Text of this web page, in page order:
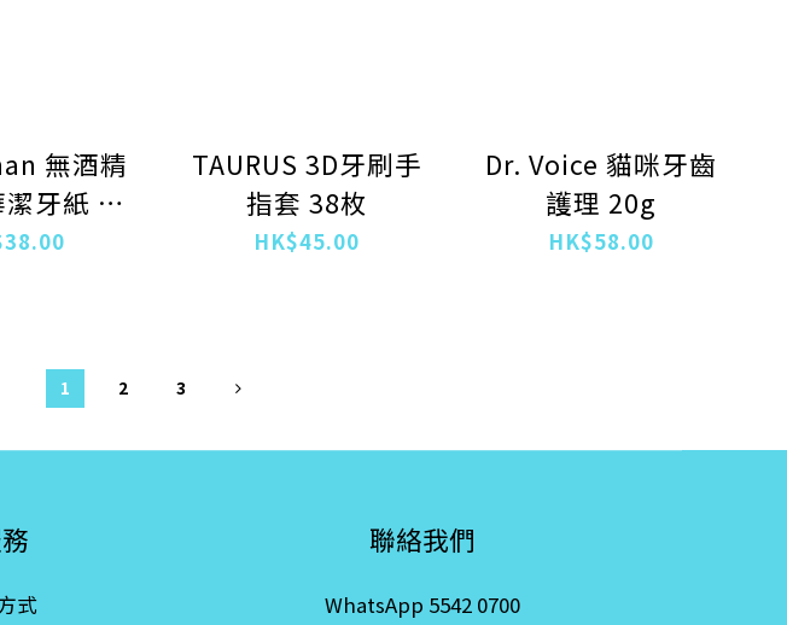
無酒精
牙紙 45
TAURUS 3D牙刷手
指套 38枚
HK$45.00
Dr. Voice 貓咪牙齒
護理 20g
HK$58.00
1 2 3
式
聯絡我們
WhatsApp 5542 0700